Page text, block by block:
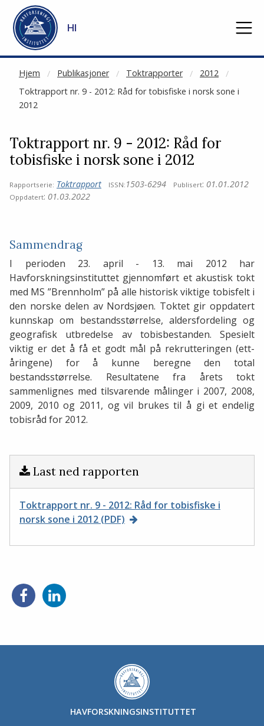
Gå til hovedinnhold
HI
Hjem Publikasjoner Toktrapporter
2012
Toktrapport nr. 9 - 2012: Råd for tobisfiske i norsk sone i
2012
NOT CACHED
Toktrapport nr. 9 - 2012: Råd for
tobisfiske i norsk sone i 2012
Rapportserie: Toktrapport ISSN: 1503-6294 Publisert: 01.01.2012
Oppdatert: 01.03.2022
Sammendrag
I perioden 23. april - 13. mai 2012 har
Havforskningsinstituttet gjennomført et akustisk tokt
med MS ”Brennholm” på alle historisk viktige tobisfelt i
den norske delen av Nordsjøen. Toktet gir oppdatert
kunnskap om bestandsstørrelse, aldersfordeling og
geografisk utbredelse av tobisbestanden. Spesielt
viktig er det å få et godt mål på rekrutteringen (ett-
åringene) for å kunne beregne den total
bestandsstørrelse. Resultatene fra årets tokt
sammenlignes med tilsvarende målinger i 2007, 2008,
2009, 2010 og 2011, og vil brukes til å gi et endelig
tobisråd for 2012.
Last ned rapporten
Toktrapport nr. 9 - 2012: Råd for tobisfiske i
norsk sone i 2012 (PDF)
HAVFORSKNINGSINSTITUTTET